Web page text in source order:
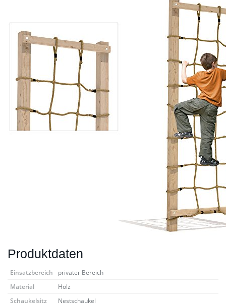
Produktdaten
Einsatzbereich
privater Bereich
Material
Holz
Schaukelsitz
Nestschaukel